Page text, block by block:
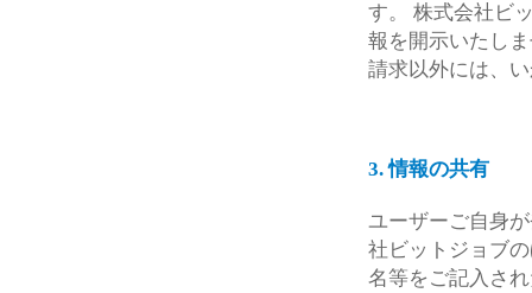
す。 株式会社ビ
報を開示いたし
請求以外には、
3. 情報の共有
ユーザーご自身
社ビットジョブ
名等をご記入さ